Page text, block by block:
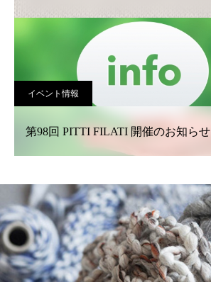
イベント情報
第98回 PITTI FILATI 開催のお知らせ